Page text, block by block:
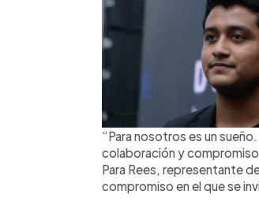
“Para nosotros es un
colaboración y
Para Rees, representante
compromiso en el que se